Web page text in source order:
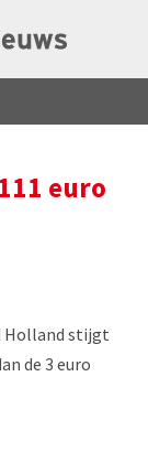
euro
Holland stijgt
de 3 euro